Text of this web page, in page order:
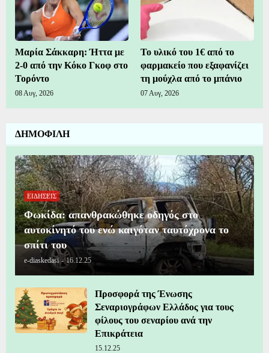
Μαρία Σάκκαρη: Ήττα με
2-0 από την Κόκο Γκοφ στο
Τορόντο
08 Αυγ, 2026
Το υλικό του 1€ από το
φαρμακείο που εξαφανίζει
τη μούχλα από το μπάνιο
07 Αυγ, 2026
ΔΗΜΟΦΙΛΗ
ΕΙΔΗΣΕΙΣ
Φωκίδα: απανθρακώθηκε οδηγός στο
αυτοκίνητό του ενώ καιγόταν ταυτόχρονα το
σπίτι του
e-diaskedasi - 16.12.25
Προσφορά της Ένωσης
Σεναριογράφων Ελλάδος για τους
φίλους του σεναρίου ανά την
Επικράτεια
15.12.25